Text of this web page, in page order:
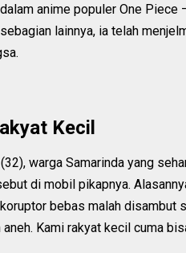
anime populer One
lainnya, ia telah
Kecil
warga Samarinda yang
di mobil pikapnya.
koruptor bebas malah disambut
aneh. Kami rakyat kecil cuma